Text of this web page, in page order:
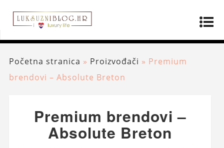
Početna stranica » Proizvođači » Premium
brendovi – Absolute Breton
Premium brendovi –
Absolute Breton